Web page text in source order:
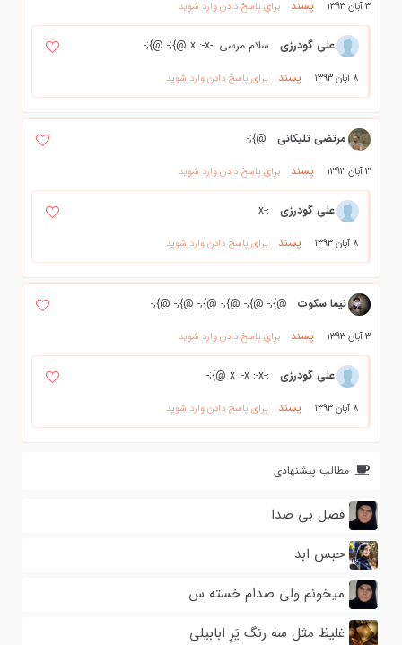
3 آبان 1393 پسند برای پاسخ دادن وارد شوید
علی گودرزی سلام مرسی :-x :-x @};- @};-
8 آبان 1393 پسند برای پاسخ دادن وارد شوید
مرتضی تلیکانی @};-
3 آبان 1393 پسند برای پاسخ دادن وارد شوید
علی گودرزی :-x
8 آبان 1393 پسند برای پاسخ دادن وارد شوید
نيما سكوت @};- @};- @};- @};- @};- @};-
3 آبان 1393 پسند برای پاسخ دادن وارد شوید
علی گودرزی :-x :-x :-x @};-
8 آبان 1393 پسند برای پاسخ دادن وارد شوید
مطالب پیشنهادی
فصل بی صدا
حبس ابد
میخونم ولی صدام خسته س
غلیظ مثل سه رنگ پَرِ ابابیلی